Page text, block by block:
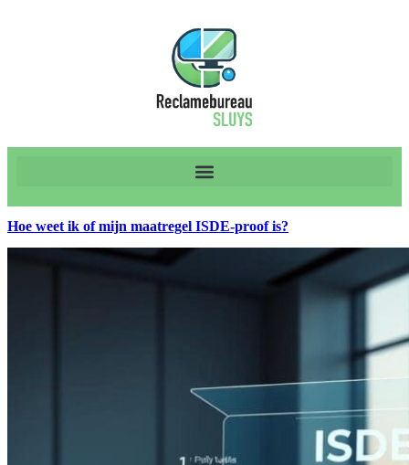
Hoe weet ik of mijn maatregel ISDE-proof is?